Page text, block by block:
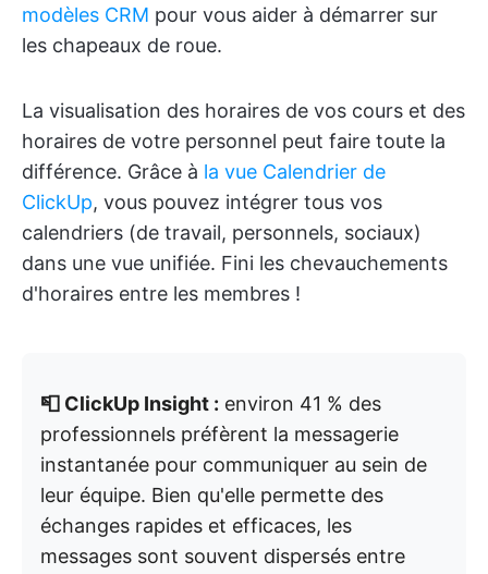
modèles CRM pour vous aider à démarrer sur
les chapeaux de roue.
La visualisation des horaires de vos cours et des
horaires de votre personnel peut faire toute la
différence. Grâce à la vue Calendrier de
ClickUp, vous pouvez intégrer tous vos
calendriers (de travail, personnels, sociaux)
dans une vue unifiée. Fini les chevauchements
d'horaires entre les membres !
📮 ClickUp Insight : environ 41 % des
professionnels préfèrent la messagerie
instantanée pour communiquer au sein de
leur équipe. Bien qu'elle permette des
échanges rapides et efficaces, les
messages sont souvent dispersés entre